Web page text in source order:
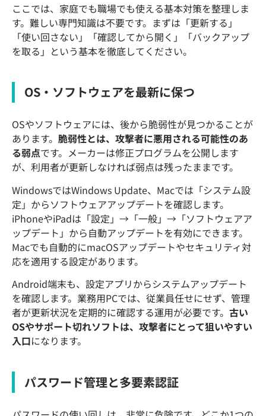
ここでは、家庭でも職場でも使える基本対策を整理しま
す。難しい専門知識は不要です。まずは「更新する」
「使い回さない」「確認してから開く」「バックアップ
を取る」という基本を徹底してください。
OS・ソフトウェアを最新に保つ
OSやソフトウェアには、後から脆弱性が見つかることが
あります。 脆弱性とは、攻撃者に悪用される可能性のあ
る弱点です。メーカーは修正プログラムを公開します
が、利用者が更新しなければ弱点は残ったままです。
WindowsではWindows Update、Macでは「システム設
定」からソフトウェアアップデートを確認します。
iPhoneやiPadは「設定」→「一般」→「ソフトウェアア
ップデート」から自動アップデートを有効にできます。
Macでも自動的にmacOSアップデートやセキュリティ対
応を適用する設定があります。
Android端末も、設定アプリからシステムアップデート
を確認します。業務用PCでは、従業員任せにせず、管理
者が更新状況を定期的に確認する運用が必要です。 古い
OSやサポート切れソフトは、攻撃者にとって狙いやすい
入口になります。
パスワード管理と多要素認証